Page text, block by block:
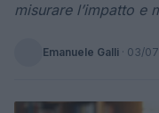
misurare l’impatto e
Emanuele Galli · 03/